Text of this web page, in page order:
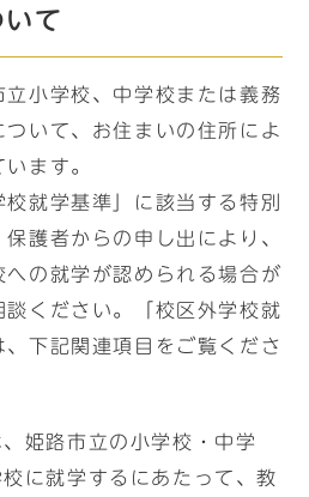
て
小学校、中学校または義務
いて、お住まいの住所によ
ます。
就学基準」に該当する特別
護者からの申し出により、
の就学が認められる場合が
談ください。「校区外学校就
下記関連項目をご覧くださ
姫路市立の小学校・中学
に就学するにあたって、教